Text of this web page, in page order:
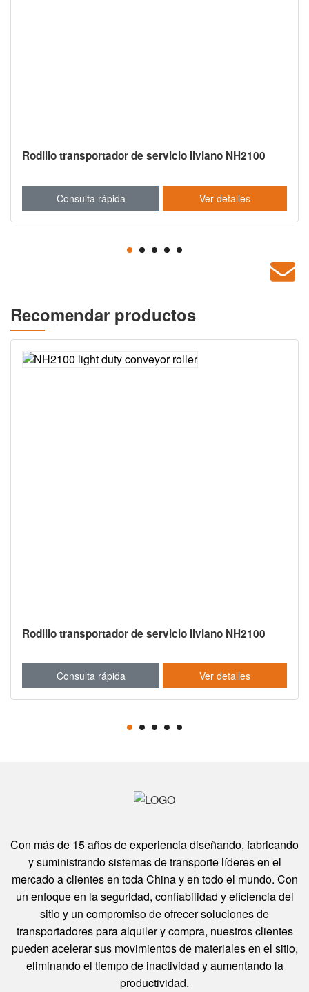
Rodillo transportador de servicio liviano NH2100
Consulta rápida Ver detalles
Recomendar productos
Rodillo transportador de servicio liviano NH2100
Consulta rápida Ver detalles
Con más de 15 años de experiencia diseñando, fabricando
y suministrando sistemas de transporte líderes en el
mercado a clientes en toda China y en todo el mundo. Con
un enfoque en la seguridad, confiabilidad y eficiencia del
sitio y un compromiso de ofrecer soluciones de
transportadores para alquiler y compra, nuestros clientes
pueden acelerar sus movimientos de materiales en el sitio,
eliminando el tiempo de inactividad y aumentando la
productividad.